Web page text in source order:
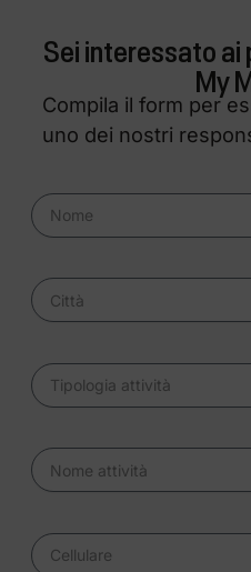
Sei interessato
My
Compila il form per
uno dei nostri